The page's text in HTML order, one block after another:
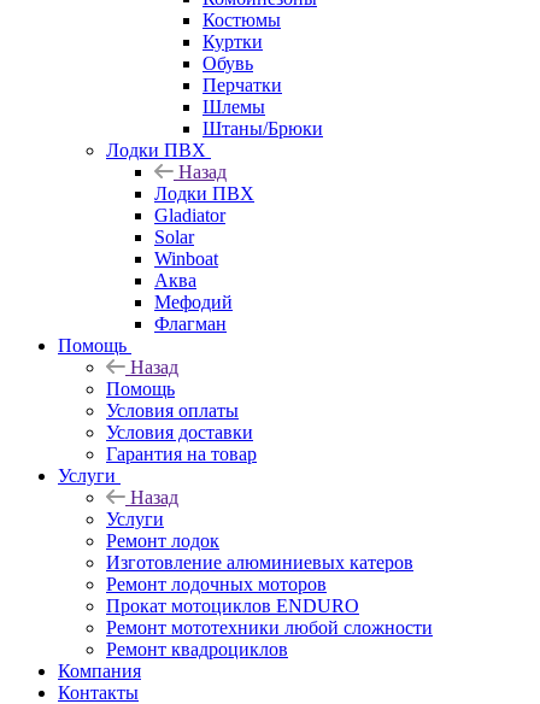
Костюмы
Куртки
Обувь
Перчатки
Шлемы
Штаны/Брюки
Лодки ПВХ
Назад
Лодки ПВХ
Gladiator
Solar
Winboat
Аква
Мефодий
Флагман
Помощь
Назад
Помощь
Условия оплаты
Условия доставки
Гарантия на товар
Услуги
Назад
Услуги
Ремонт лодок
Изготовление алюминиевых катеров
Ремонт лодочных моторов
Прокат мотоциклов ENDURO
Ремонт мототехники любой сложности
Ремонт квадроциклов
Компания
Контакты